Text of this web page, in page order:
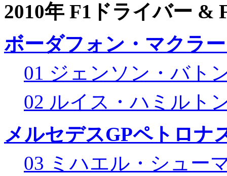
2010年 F1ドライバー &
ボーダフォン・マクラ
01 ジェンソン・バト
02 ルイス・ハミルト
メルセデスGPペトロナ
03 ミハエル・シュー